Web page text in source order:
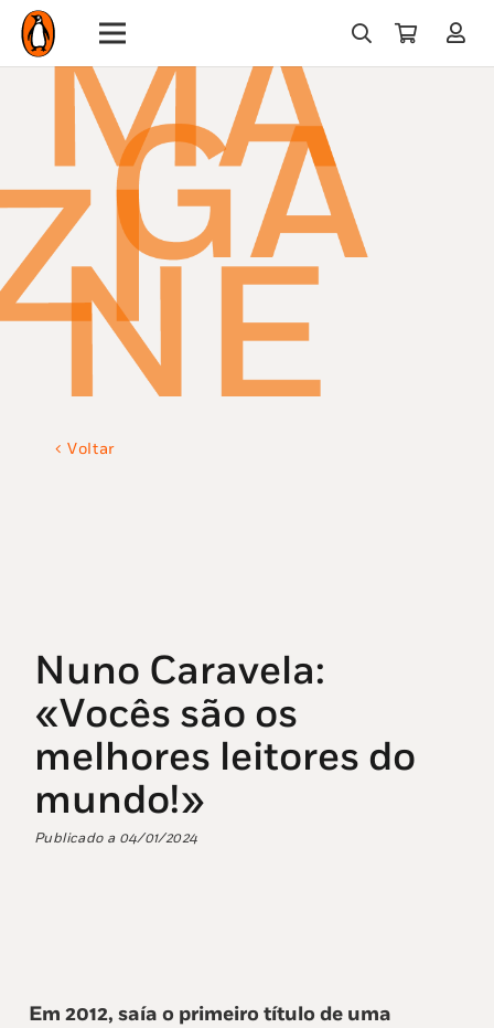
Voltar
Nuno Caravela:
«Vocês são os
melhores leitores do
mundo!»
Publicado a 04/01/2024
Em 2012, saía o primeiro título de uma